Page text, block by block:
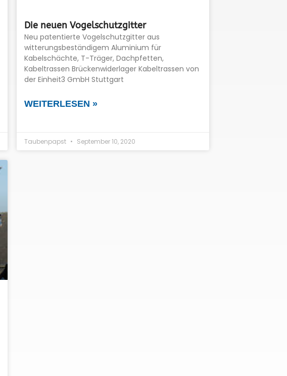
Die neuen Vogelschutzgitter
Neu patentierte Vogelschutzgitter aus
witterungsbeständigem Aluminium für
Kabelschächte, T-Träger, Dachpfetten,
Kabeltrassen Brückenwiderlager Kabeltrassen von
der Einheit3 GmbH Stuttgart
WEITERLESEN »
Taubenpapst September 10, 2020